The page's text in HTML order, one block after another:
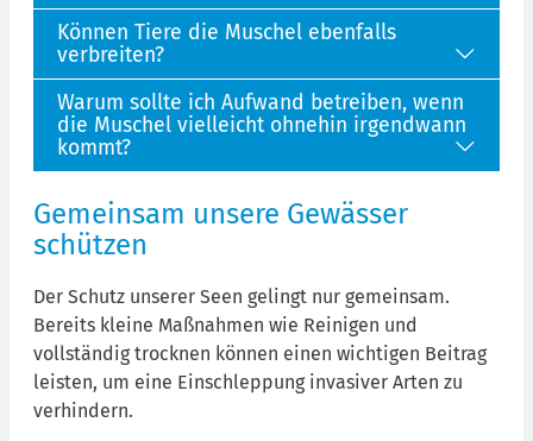
Können Tiere die Muschel ebenfalls
verbreiten?
Warum sollte ich Aufwand betreiben, wenn
die Muschel vielleicht ohnehin irgendwann
kommt?
Gemeinsam unsere Gewässer
schützen
Der Schutz unserer Seen gelingt nur gemeinsam.
Bereits kleine Maßnahmen wie Reinigen und
vollständig trocknen können einen wichtigen Beitrag
leisten, um eine Einschleppung invasiver Arten zu
verhindern.